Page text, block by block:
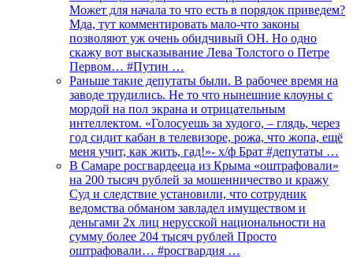
Может для начала то что есть в порядок приведем?
Мда, тут комментировать мало-что законы
позволяют уж очень обидчивый ОН. Но одно
скажу вот высказывание Лева Толстого о Петре
Первом… #Путин …
Раньше такие депутаты были. В рабочее время на
заводе трудились. Не то что нынешние клоуны с
мордой на пол экрана и отрицательным
интеллектом. «Голосуешь за худого, – глядь, через
год сидит кабан в телевизоре, рожа, что жопа, ещё
меня учит, как жить, гад!»- х/ф Брат #депутаты …
В Самаре росгвардееца из Крыма «оштрафовали»
на 200 тысяч рублей за мошенничество и кражу
Суд и следствие установили, что сотрудник
ведомства обманом завладел имуществом и
деньгами 2х лиц нерусской национальности на
сумму более 204 тысяч рублей Просто
оштрафовали… #росгвардия …